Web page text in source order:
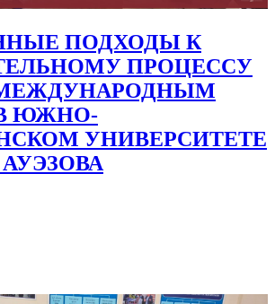
ПОДХОДЫ К
ПРОЦЕССУ
ЮЖНО-
УНИВЕРСИТЕТЕ